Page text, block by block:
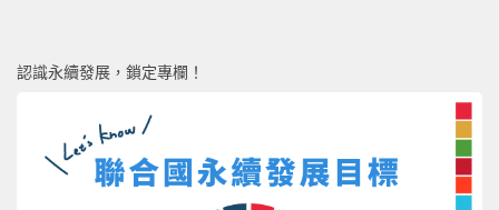
認識永續發展，鎖定專欄！